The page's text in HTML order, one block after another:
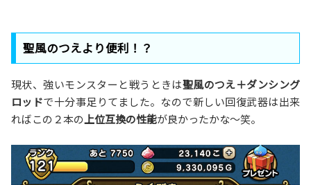
聖風のつえより便利！？
現状、強いモンスターと戦うときは聖風のつえ＋ダンシング
ロッドで十分事足りてました。なので新しい回復武器は出来
ればこの２本の上位互換の性能が良かったかな～笑。